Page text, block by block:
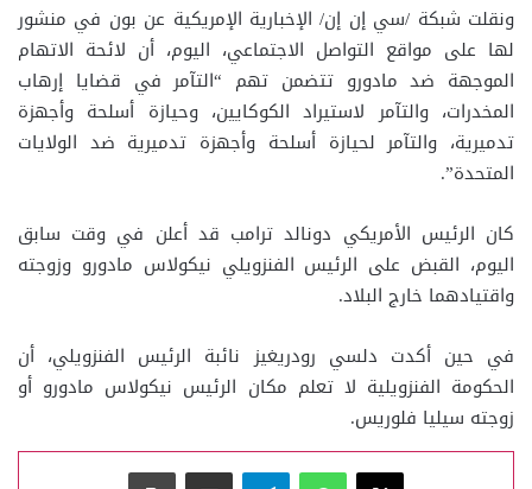
ونقلت شبكة /سي إن إن/ الإخبارية الإمريكية عن بون في منشور
لها على مواقع التواصل الاجتماعي، اليوم، أن لائحة الاتهام
الموجهة ضد مادورو تتضمن تهم “التآمر في قضايا إرهاب
المخدرات، والتآمر لاستيراد الكوكايين، وحيازة أسلحة وأجهزة
تدميرية، والتآمر لحيازة أسلحة وأجهزة تدميرية ضد الولايات
المتحدة”.
كان الرئيس الأمريكي دونالد ترامب قد أعلن في وقت سابق
اليوم، القبض على الرئيس الفنزويلي نيكولاس مادورو وزوجته
واقتيادهما خارج البلاد.
في حين أكدت دلسي رودريغيز نائبة الرئيس الفنزويلي، أن
الحكومة الفنزويلية لا تعلم مكان الرئيس نيكولاس مادورو أو
زوجته سيليا فلوريس.
‫X
واتسابتيلقراممشاركة عبر البريد طباعة